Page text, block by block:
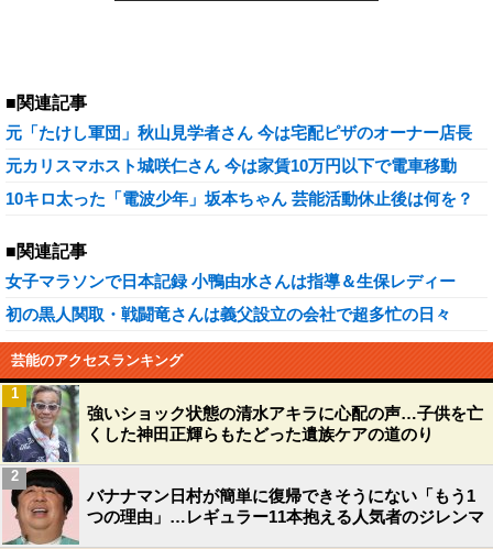
■関連記事
元「たけし軍団」秋山見学者さん 今は宅配ピザのオーナー店長
元カリスマホスト城咲仁さん 今は家賃10万円以下で電車移動
10キロ太った「電波少年」坂本ちゃん 芸能活動休止後は何を？
■関連記事
女子マラソンで日本記録 小鴨由水さんは指導＆生保レディー
初の黒人関取・戦闘竜さんは義父設立の会社で超多忙の日々
芸能のアクセスランキング
強いショック状態の清水アキラに心配の声…子供を亡
くした神田正輝らもたどった遺族ケアの道のり
1
バナナマン日村が簡単に復帰できそうにない「もう1
つの理由」…レギュラー11本抱える人気者のジレンマ
2